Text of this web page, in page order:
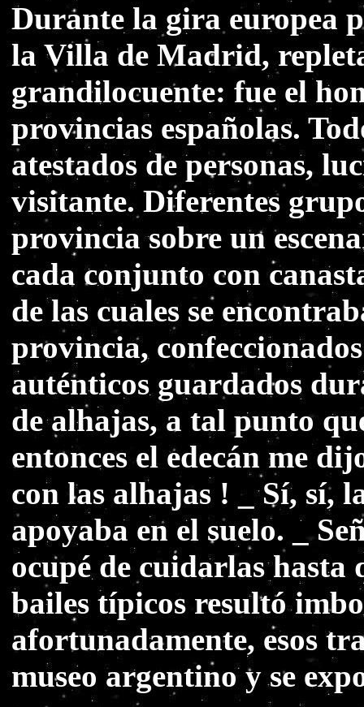
Durante la gira europea
la Villa de Madrid,
grandilocuente: fue el
provincias españolas.
atestados de personas,
visitante. Diferentes
provincia sobre un
cada conjunto con
de las cuales se
provincia,
auténticos guardados
de alhajas, a tal punto
entonces el edecán me
con las alhajas ! _ Sí, sí,
apoyaba en el suelo. _
ocupé de cuidarlas hasta
bailes típicos resultó
afortunadamente, esos
museo argentino y se